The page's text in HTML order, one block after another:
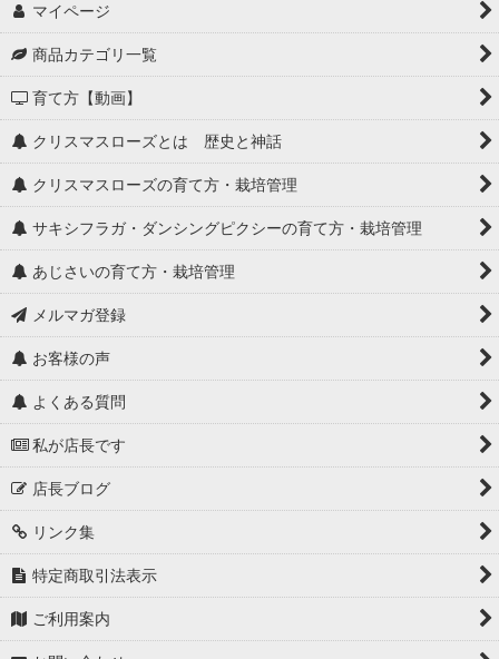
寄せ植えオーダー品
サキシフラガ・ダンシングピクシー
ユーフォルビア・フランコイシー
ベロニカ
トラディスカンティア
ジュエルオーキッド
コクリュウ
鉢・綱木紋・園芸資材
マイページ
商品カテゴリ一覧
育て方【動画】
クリスマスローズとは 歴史と神話
クリスマスローズの育て方・栽培管理
サキシフラガ・ダンシングピクシーの育て方・栽培管理
あじさいの育て方・栽培管理
メルマガ登録
お客様の声
よくある質問
私が店長です
店長ブログ
リンク集
特定商取引法表示
ご利用案内